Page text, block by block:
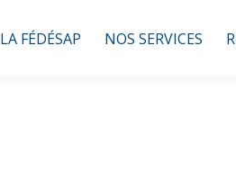
LA FÉDÉSAP NOS SERVICES